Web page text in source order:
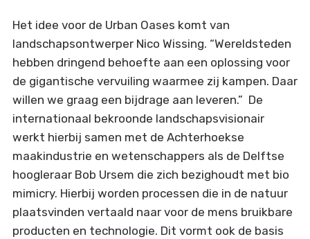
Het idee voor de Urban Oases komt van
landschapsontwerper Nico Wissing. “Wereldsteden
hebben dringend behoefte aan een oplossing voor
de gigantische vervuiling waarmee zij kampen. Daar
willen we graag een bijdrage aan leveren.” De
internationaal bekroonde landschapsvisionair
werkt hierbij samen met de Achterhoekse
maakindustrie en wetenschappers als de Delftse
hoogleraar Bob Ursem die zich bezighoudt met bio
mimicry. Hierbij worden processen die in de natuur
plaatsvinden vertaald naar voor de mens bruikbare
producten en technologie. Dit vormt ook de basis